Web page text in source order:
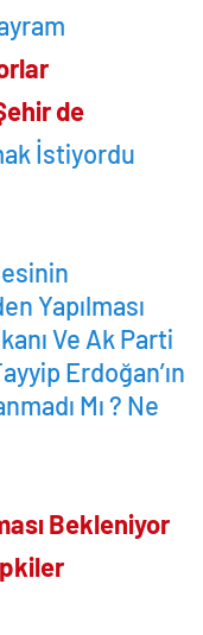
de
İstiyordu
Yapılması
Ve Ak Parti
Erdoğan’ın
Mı ? Ne
Bekleniyor